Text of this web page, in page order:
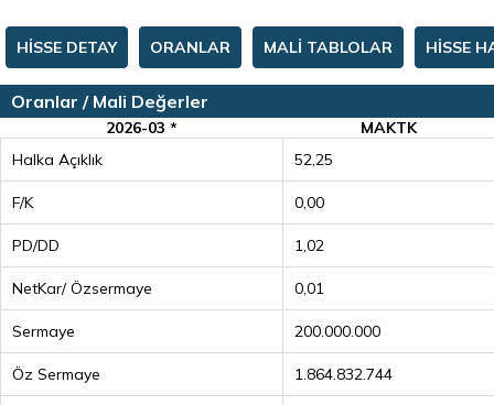
HİSSE DETAY ORANLAR MALİ TABLOLAR HİSSE
Oranlar / Mali Değerler
2026-03 *
MAKTK
Halka Açıklık
52,25
F/K 0,00
PD/DD 1,02
NetKar/ Özsermaye 0,01
Sermaye 200.000.000
Öz Sermaye 1.864.832.744